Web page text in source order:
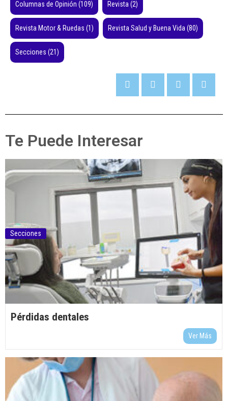
Columnas de Opinión (109) Revista (2)
Revista Motor & Ruedas (1) Revista Salud y Buena Vida (80)
Secciones (21)
Te Puede Interesar
Secciones
Pérdidas dentales
Ver Más